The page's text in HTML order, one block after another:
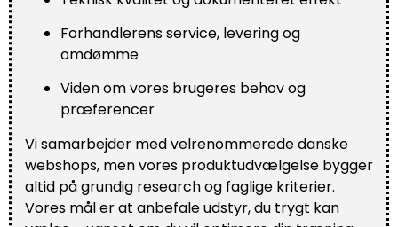
Forhandlerens service, levering og
omdømme
Viden om vores brugeres behov og
præferencer
Vi samarbejder med velrenommerede danske
webshops, men vores produktudvælgelse bygger
altid på grundig research og faglige kriterier.
Vores mål er at anbefale udstyr, du trygt kan